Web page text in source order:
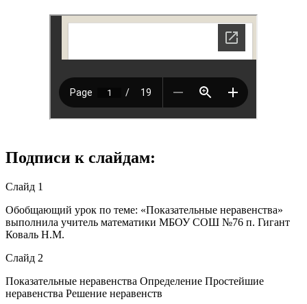
Подписи к слайдам:
Слайд 1
Обобщающий урок по теме: «Показательные неравенства»
выполнила учитель математики МБОУ СОШ №76 п. Гигант
Коваль Н.М.
Слайд 2
Показательные неравенства Определение Простейшие
неравенства Решение неравенств